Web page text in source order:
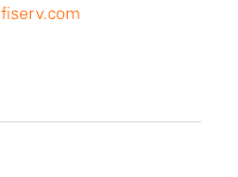
fiserv.com